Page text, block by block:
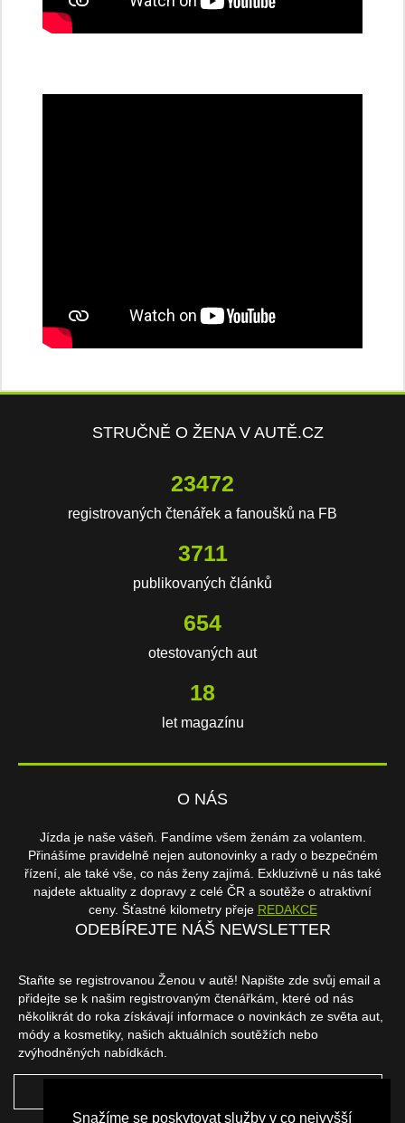
Snažíme se poskytovat služby v co nejvyšší
STRUČNĚ O ŽENA V AUTĚ.CZ
23472
registrovaných čtenářek a fanoušků na FB
3711
publikovaných článků
654
otestovaných aut
18
let magazínu
O NÁS
Jízda je naše vášeň. Fandíme všem ženám za volantem.
Přinášíme pravidelně nejen autonovinky a rady o bezpečném
řízení, ale také vše, co nás ženy zajímá. Exkluzivně u nás také
najdete aktuality z dopravy z celé ČR a soutěže o atraktivní
ceny. Šťastné kilometry přeje REDAKCE
ODEBÍREJTE NÁŠ NEWSLETTER
Staňte se registrovanou Ženou v autě! Napište zde svůj email a
přidejte se k našim registrovaným čtenářkám, které od nás
několikrát do roka získávají informace o novinkách ze světa aut,
módy a kosmetiky, našich aktuálních soutěžích nebo
zvýhodněných nabídkách.